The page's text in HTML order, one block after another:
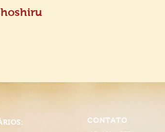
CONTATO